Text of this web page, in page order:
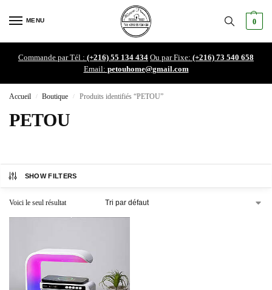
MENU 0
Commande par Tél : (+216) 55 134 434 Ou par Fixe: (+216) 73 540 658
Email: petouhome@gmail.com
Accueil / Boutique / Produits identifiés “PETOU”
PETOU
SHOW FILTERS
Voici le seul résultat